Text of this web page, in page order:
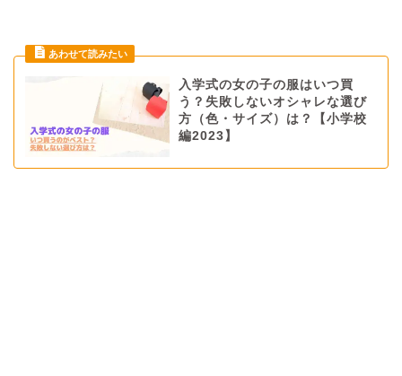
入学式の女の子の服はいつ買
う？失敗しないオシャレな選び
方（色・サイズ）は？【小学校
編2023】